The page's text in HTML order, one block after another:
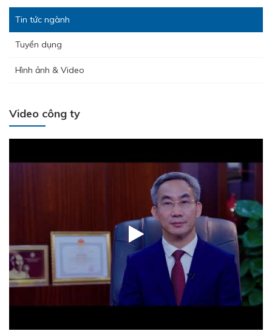
Tin tức ngành
Tuyển dụng
Hình ảnh & Video
Video công ty